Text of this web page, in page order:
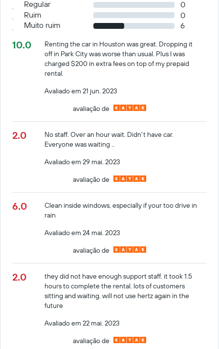
Regular
0
Ruim
0
Muito ruim
6
10.0
Renting the car in Houston was great. Dropping it
off in Park City was worse than usual. Plus I was
charged $200 in extra fees on top of my prepaid
rental.
Avaliado em 21 jun. 2023
avaliação de
2.0
No staff. Over an hour wait. Didn't have car.
Everyone was waiting ..
Avaliado em 29 mai. 2023
avaliação de
6.0
Clean inside windows, especially if your too drive in
rain
Avaliado em 24 mai. 2023
avaliação de
2.0
they did not have enough support staff. it took 1.5
hours to complete the rental. lots of customers
sitting and waiting. will not use hertz again in the
future
Avaliado em 22 mai. 2023
avaliação de